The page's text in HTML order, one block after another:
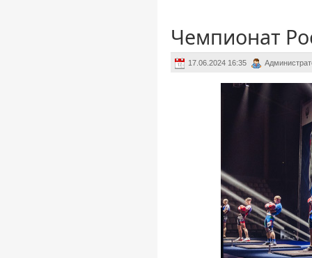
Чемпионат
17.06.2024 16:35